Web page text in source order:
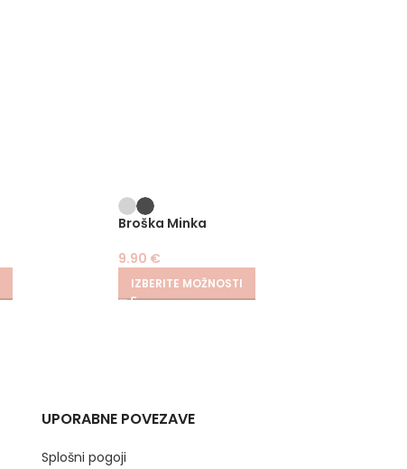
Broška Minka
9.90 €
IZBERITE MOŽNOSTI
UPORABNE POVEZAVE
Splošni pogoji